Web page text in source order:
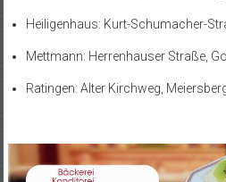
Heiligenhaus: Kurt-Schumacher-
Mettmann: Herrenhauser Straße,
Ratingen: Alter Kirchweg,